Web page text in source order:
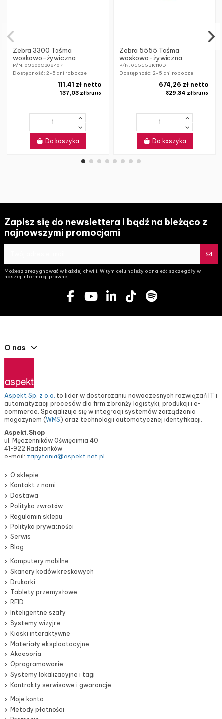
Zebra 3300 Taśma
woskowo-żywiczna
P/N: 03300GS08407
Dostępność: 2-5 dni robocze
137,03 złbrutto
111,41 zł netto
Do koszyka
Zebra 5555 Taśma
woskowo-żywiczna
P/N: 05555BK110D
Dostępność:2-5 dni robocze
829,34 zł brutto
674,26 zł netto
Do koszyka
Zapisz się do newslettera i bądź na bieżąco z
najnowszymi promocjami
Możesz zrezygnować w każdej chwili. W tym celu należy odnaleźć szczegóły w
naszej informacji prawnej.
O nas
Aspekt Sp. z o.o. to lider w dostarczaniu nowoczesnych rozwiązań IT i
automatyzacji procesów dla firm z branży logistyki, produkcji i e-
commerce. Specjalizuje się w integracji systemów zarządzania
magazynem (WMS) oraz technologii automatycznej identyfikacji.
Aspekt.Shop
ul. Męczenników Oświęcimia 40
41-922 Radzionków
e-mail: zapytania@aspekt.net.pl
O sklepie
Kontakt z nami
Dostawa
Polityka zwrotów
Regulamin sklepu
Polityka prywatności
Serwis
Blog
Komputery mobilne
Skanery kodów kreskowych
Drukarki
Tablety przemysłowe
RFID
Inteligentne szafy
Systemy wizyjne
Kioski interaktywne
Materiały eksploatacyjne
Akcesoria
Oprogramowanie
Systemy lokalizacyjne i tagi
Kontrakty serwisowe i gwarancje
Moje konto
Metody płatności